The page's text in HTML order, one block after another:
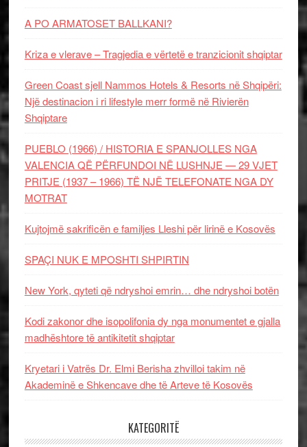
A PO ARMATOSET BALLKANI?
Kriza e vlerave – Tragjedia e vërtetë e tranzicionit shqiptar
Green Coast sjell Nammos Hotels & Resorts në Shqipëri:
Një destinacion i ri lifestyle merr formë në Rivierën
Shqiptare
PUEBLO (1966) / HISTORIA E SPANJOLLES NGA
VALENCIA QË PËRFUNDOI NË LUSHNJE — 29 VJET
PRITJE (1937 – 1966) TË NJË TELEFONATE NGA DY
MOTRAT
Kujtojmë sakrificën e familjes Lleshi për lirinë e Kosovës
SPAÇI NUK E MPOSHTI SHPIRTIN
New York, qyteti që ndryshoi emrin… dhe ndryshoi botën
Kodi zakonor dhe isopolifonia dy nga monumentet e gjalla
madhështore të antikitetit shqiptar
Kryetari i Vatrës Dr. Elmi Berisha zhvilloi takim në
Akademinë e Shkencave dhe të Arteve të Kosovës
KATEGORITË